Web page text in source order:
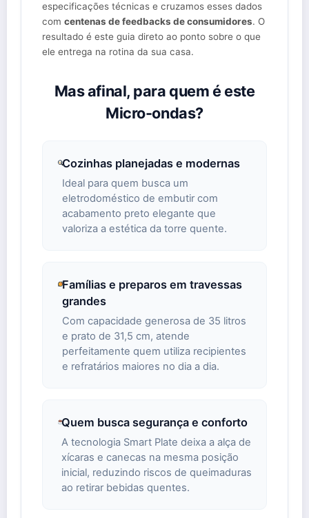
especificações técnicas e cruzamos esses dados
com centenas de feedbacks de consumidores. O
resultado é este guia direto ao ponto sobre o que
ele entrega na rotina da sua casa.
Mas afinal, para quem é este
Micro-ondas?
Cozinhas planejadas e modernas
Ideal para quem busca um
eletrodoméstico de embutir com
acabamento preto elegante que
valoriza a estética da torre quente.
Famílias e preparos em travessas
grandes
Com capacidade generosa de 35 litros
e prato de 31,5 cm, atende
perfeitamente quem utiliza recipientes
e refratários maiores no dia a dia.
Quem busca segurança e conforto
A tecnologia Smart Plate deixa a alça de
xícaras e canecas na mesma posição
inicial, reduzindo riscos de queimaduras
ao retirar bebidas quentes.